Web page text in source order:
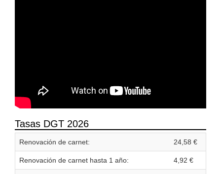
Tasas DGT 2026
Renovación de carnet: 24,58 €
Renovación de carnet hasta 1 año: 4,92 €